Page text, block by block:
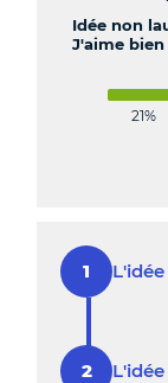
Idée non
J'aime
21%